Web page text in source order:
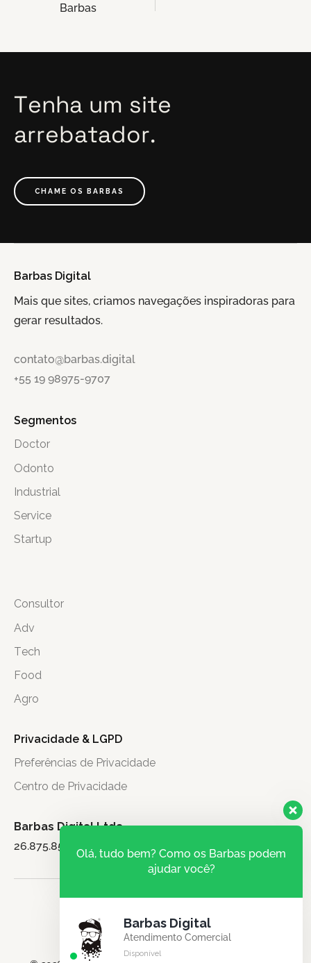
Barbas
Tenha um site
arrebatador.
CHAME OS BARBAS
Barbas Digital
Mais que sites, criamos navegações inspiradoras para
gerar resultados.
contato@barbas.digital
+55 19 98975-9707
Segmentos
Doctor
Odonto
Industrial
Service
Startup
Consultor
Adv
Tech
Food
Agro
Privacidade & LGPD
Preferências de Privacidade
Centro de Privacidade
Barbas Digital Ltda.
26.875.851/0001-71
Olá, tudo bem? Como os Barbas podem
ajudar você?
Barbas Digital
Atendimento Comercial
Disponível